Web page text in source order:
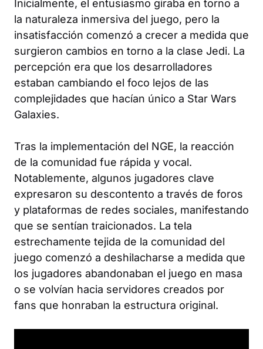
Inicialmente, el entusiasmo giraba en torno a
la naturaleza inmersiva del juego, pero la
insatisfacción comenzó a crecer a medida que
surgieron cambios en torno a la clase Jedi. La
percepción era que los desarrolladores
estaban cambiando el foco lejos de las
complejidades que hacían único a Star Wars
Galaxies.
Tras la implementación del NGE, la reacción
de la comunidad fue rápida y vocal.
Notablemente, algunos jugadores clave
expresaron su descontento a través de foros
y plataformas de redes sociales, manifestando
que se sentían traicionados. La tela
estrechamente tejida de la comunidad del
juego comenzó a deshilacharse a medida que
los jugadores abandonaban el juego en masa
o se volvían hacia servidores creados por
fans que honraban la estructura original.